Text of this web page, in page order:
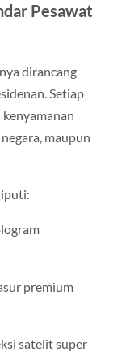
Pesawat
dirancang
Setiap
maupun
premium
satelit super